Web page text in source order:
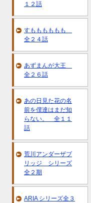
１２話
すもももももも
全２４話
あずまんが大王
全２６話
あの日見た花の名
前を僕達はまだ知
らない。 全１１
話
荒川アンダーザブ
リッジ シリーズ
全２期
ARIA シリーズ全３